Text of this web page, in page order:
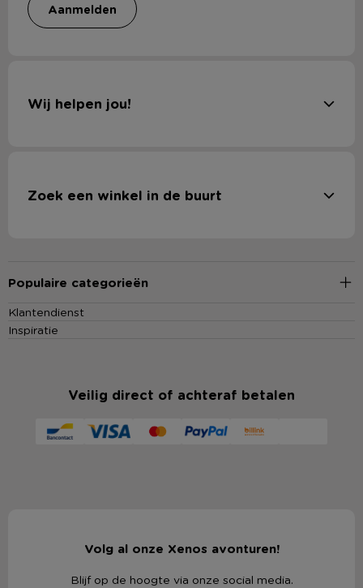
aanmelden
Wij helpen jou!
Zoek een winkel in de buurt
Populaire categorieën
Klantendienst
Inspiratie
Veilig direct of achteraf betalen
Volg al onze Xenos avonturen!
Blijf op de hoogte via onze social media.